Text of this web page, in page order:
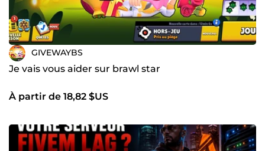
GIVEWAYBS
Je vais vous aider sur brawl star
À partir de 18,82 $US